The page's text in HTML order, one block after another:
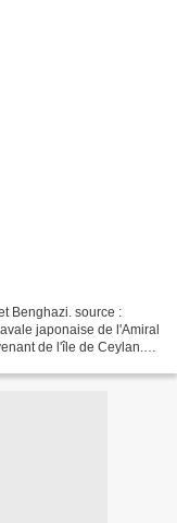
Benghazi. source :
japonaise de l'Amiral
de l'île de Ceylan.